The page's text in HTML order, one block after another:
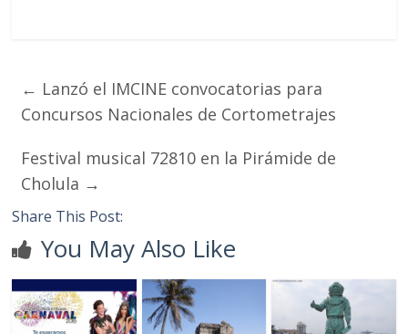
← Lanzó el IMCINE convocatorias para
Concursos Nacionales de Cortometrajes
Festival musical 72810 en la Pirámide de
Cholula →
Share This Post:
You May Also Like